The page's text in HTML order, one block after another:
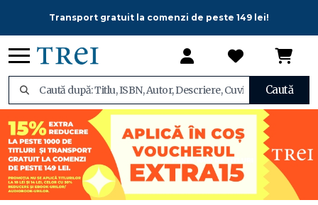
Transport gratuit la comenzi de peste 149 lei!
Caută